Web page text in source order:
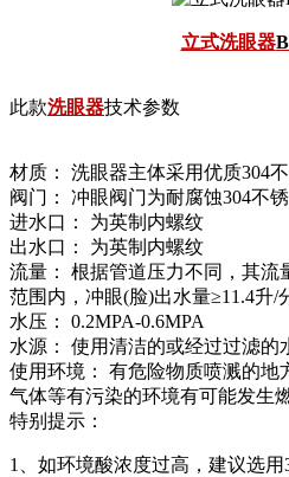
立式洗眼器
此款洗眼器技术参数
材质： 洗眼器主体采用优质304
阀门： 冲眼阀门为耐腐蚀304不
进水口： 为英制内螺纹
出水口： 为英制内螺纹
流量： 根据管道压力不同，其流
范围内，冲眼(脸)出水量≥11.4升/
水压： 0.2MPA-0.6MPA
水源： 使用清洁的或经过过滤的
使用环境： 有危险物质喷溅的地
气体等有污染的环境有可能发生
特别提示：
1
、如环境酸浓度过高，建议选